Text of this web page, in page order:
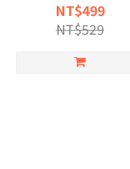
NT$499
NT$529